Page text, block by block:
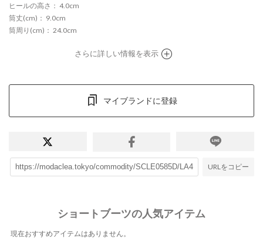
ヒールの高さ ： 4.0cm
筒丈(cm) ： 9.0cm
筒周り(cm) ： 24.0cm
さらに詳しい情報を表示
マイブランドに登録
URLをコピー
ショートブーツの人気アイテム
現在おすすめアイテムはありません。